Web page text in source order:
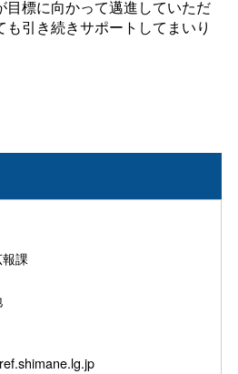
標に向かって邁進していただ
引き続きサポートしてまいり
課
地